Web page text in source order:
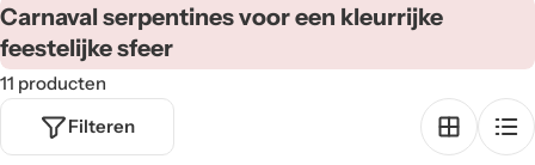
C
a
t
e
Carnaval serpentines voor een kleurrijke
feestelijke sfeer
11 producten
Filteren